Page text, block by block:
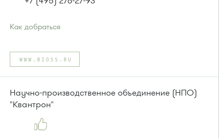
Как добраться
Автобусы № 1, 2, 7.
Маршрутка № 419м, 720м, 903
или до остановки"Водоканал":
Маршрутка № 419м, 720м, 903
WWW.BIOSS.RU
Научно-производственное объединение (НПО)
"Квантрон"